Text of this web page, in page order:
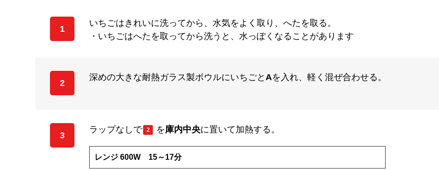
1
いちごはきれいに洗ってから、水気をよく取り、へたを取る。
・いちごはへたを取ってから洗うと、水っぽくなることがあります
2
深めの大きな耐熱ガラス製ボウルにいちごと Aを入れ、軽く混ぜ合わせる。
3
ラップなしで 2 を庫内中央に置いて加熱する。
レンジ 600W 15～17分